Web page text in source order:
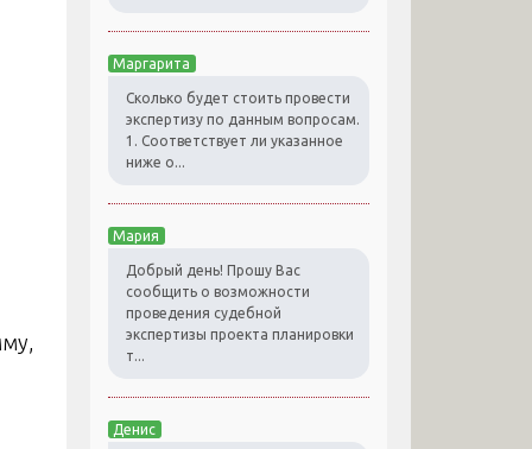
Маргарита
Сколько будет стоить провести
экспертизу по данным вопросам.
1. Соответствует ли указанное
ниже о...
Мария
Добрый день! Прошу Вас
сообщить о возможности
проведения судебной
экспертизы проекта планировки
т...
Денис